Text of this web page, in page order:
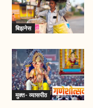
बिझनेस
मुक्त- व्यासपीठ